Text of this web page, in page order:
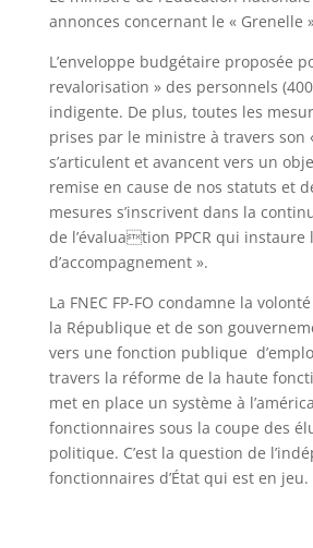
annonces concernant le « Grenelle
L’enveloppe budgétaire proposée
revalorisation » des personnels
indigente. De plus, toutes les
prises par le ministre à travers son
s’articulent et avancent vers un
remise en cause de nos statuts et
mesures s’inscrivent dans la
de l’évaluation PPCR qui instaure
d’accompagnement ».
La FNEC FP-FO condamne la
la République et de son
vers une fonction publique
travers la réforme de la haute
met en place un système à
fonctionnaires sous la coupe des
politique. C’est la question de
fonctionnaires d’État qui est en jeu.